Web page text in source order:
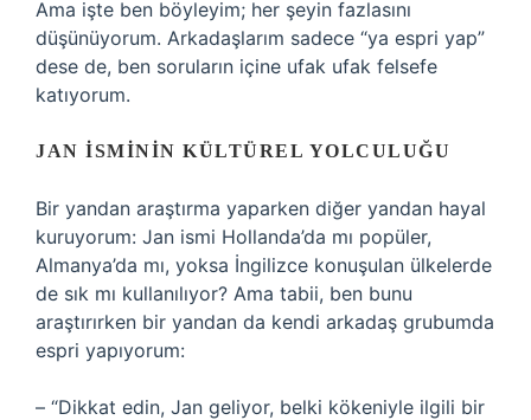
Ama işte ben böyleyim; her şeyin fazlasını
düşünüyorum. Arkadaşlarım sadece “ya espri yap”
dese de, ben soruların içine ufak ufak felsefe
katıyorum.
JAN İSMININ KÜLTÜREL YOLCULUĞU
Bir yandan araştırma yaparken diğer yandan hayal
kuruyorum: Jan ismi Hollanda’da mı popüler,
Almanya’da mı, yoksa İngilizce konuşulan ülkelerde
de sık mı kullanılıyor? Ama tabii, ben bunu
araştırırken bir yandan da kendi arkadaş grubumda
espri yapıyorum:
– “Dikkat edin, Jan geliyor, belki kökeniyle ilgili bir